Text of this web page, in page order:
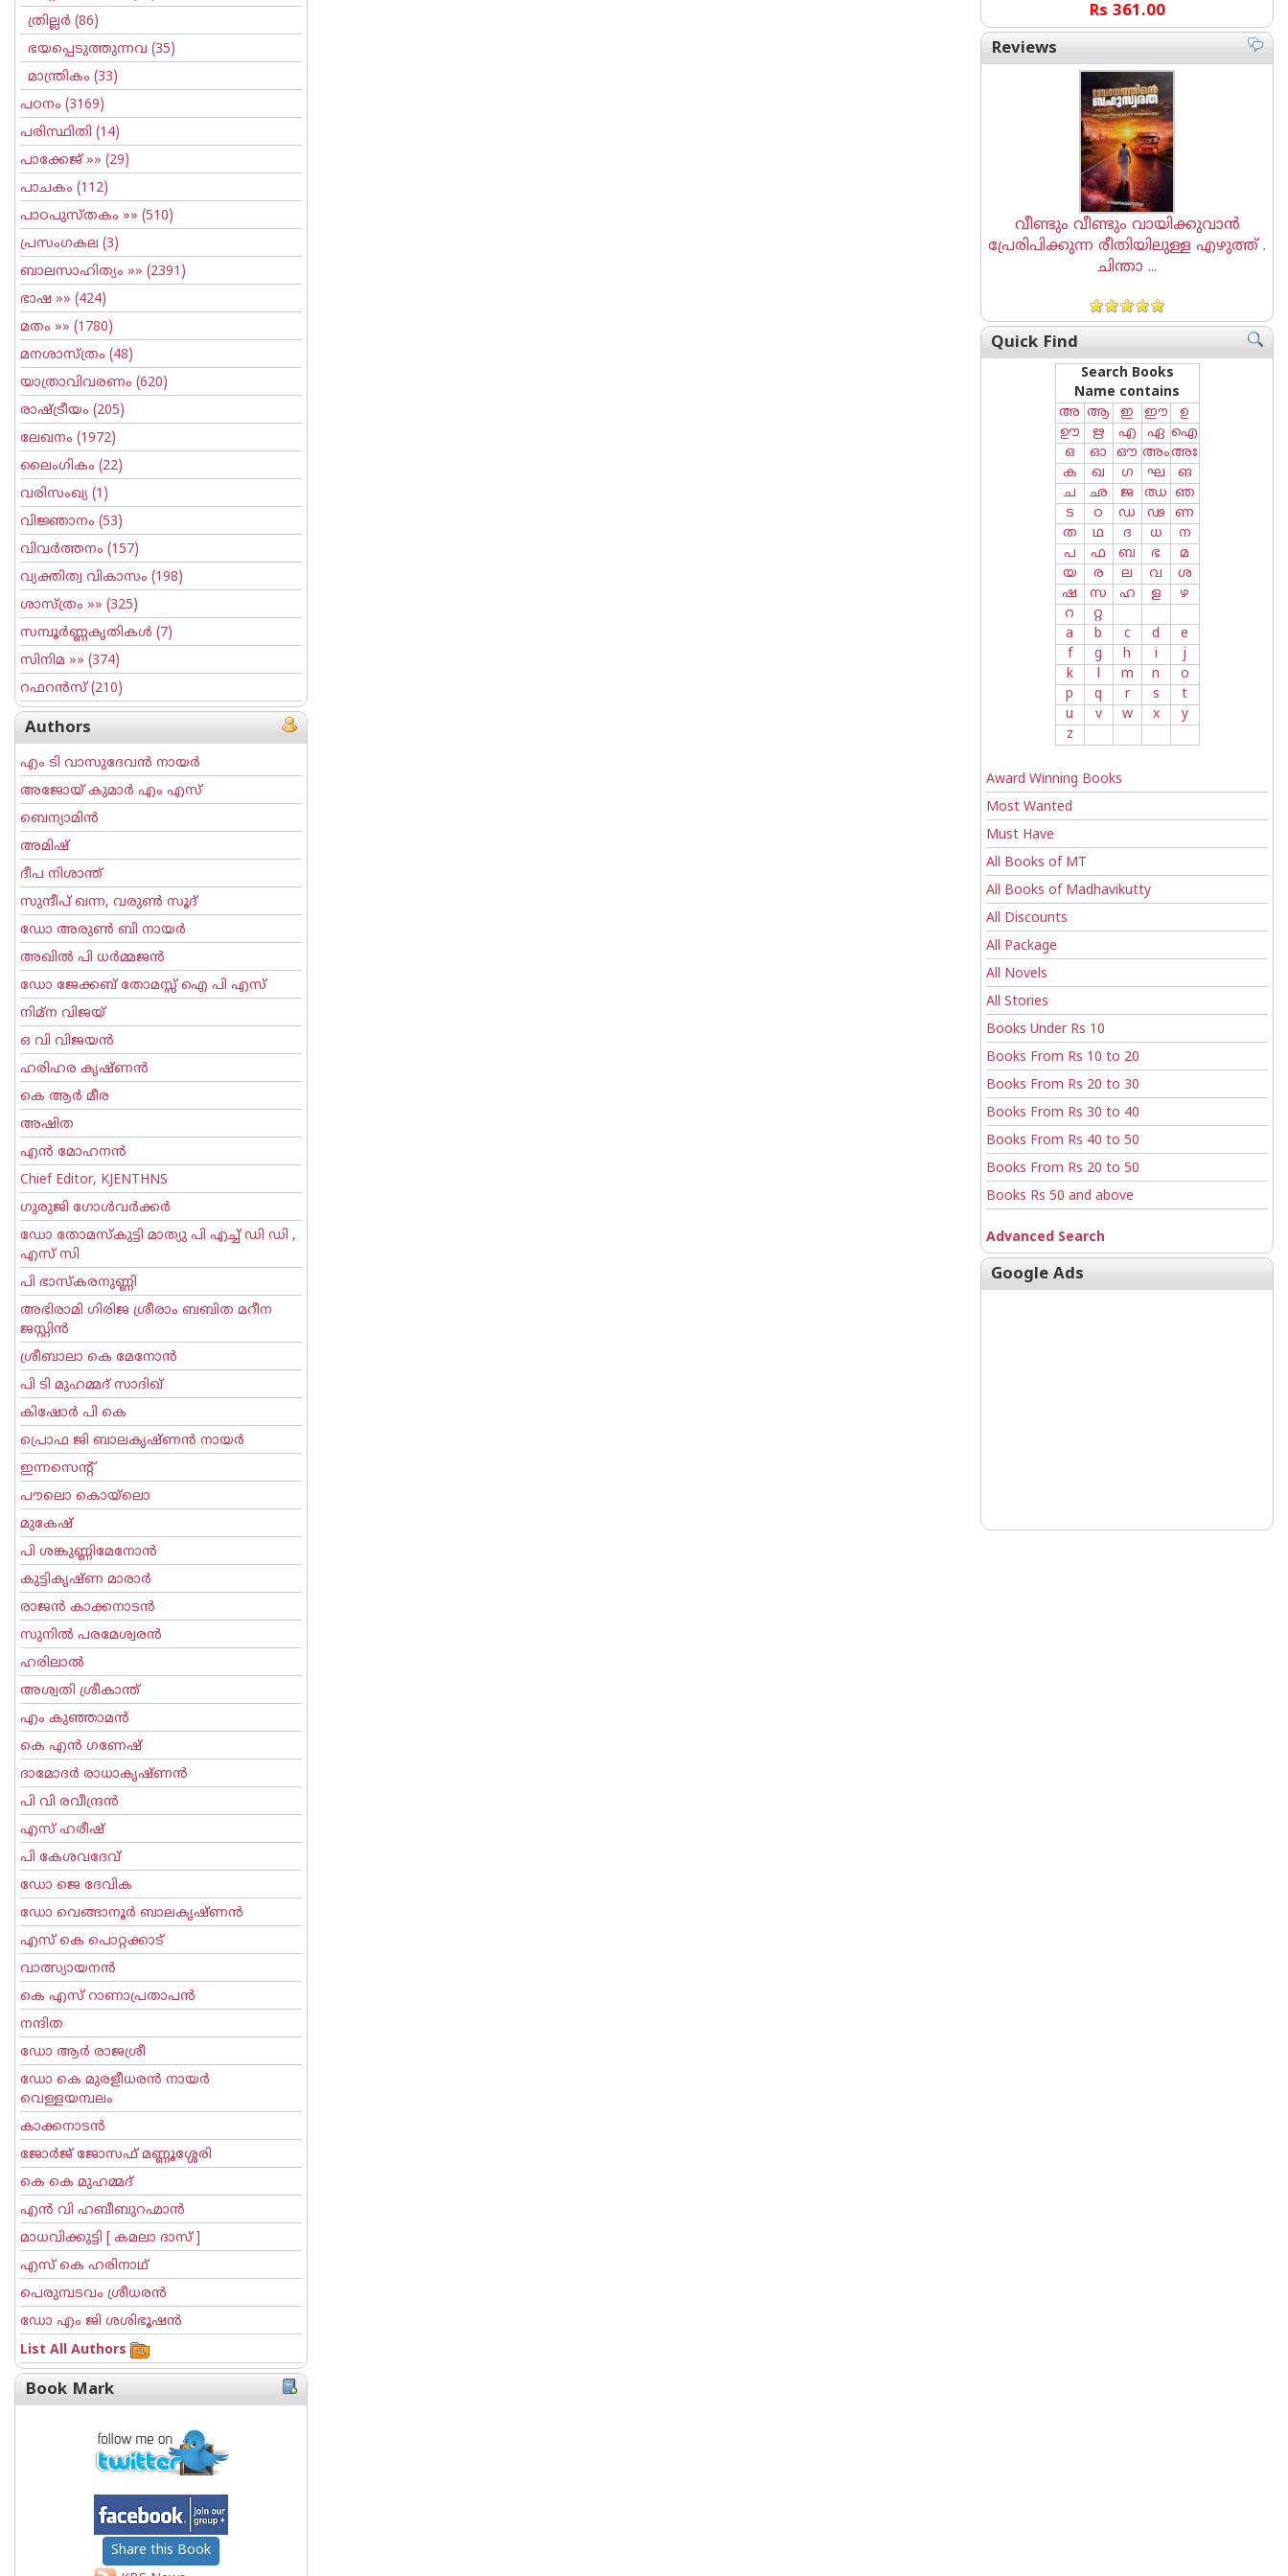
ത്രില്ലര്‍ (86)
ഭയപ്പെടുത്തുന്നവ (35)
മാന്ത്രികം (33)
പഠനം (3169)
പരിസ്ഥിതി (14)
പാക്കേജ് »» (29)
പാചകം (112)
പാഠപുസ്തകം »» (510)
പ്രസംഗകല (3)
ബാലസാഹിത്യം »» (2391)
ഭാഷ »» (424)
മതം »» (1780)
മനശാസ്ത്രം (48)
യാത്രാവിവരണം (620)
രാഷ്ട്രീയം (205)
ലേഖനം (1972)
ലൈംഗികം (22)
വരിസംഖ്യ (1)
വിജ്ഞാനം (53)
വിവര്‍ത്തനം (157)
വ്യക്തിത്വ വികാസം (198)
ശാസ്ത്രം »» (325)
സമ്പൂര്‍ണ്ണകൃതികള്‍ (7)
സിനിമ »» (374)
റഫറന്‍സ്(210)
Authors
എം ടി വാസുദേവന്‍ നായര്‍
അജോയ് കുമാര്‍ എം എസ്
ബെന്യാമിന്‍
അമിഷ്
ദീപ നിശാന്ത്
സുന്ദീപ് ഖന്ന, വരുൺ സൂദ്
ഡോ അരുണ്‍ ബി നായര്‍
അഖില്‍ പി ധര്‍മ്മജന്‍
ഡോ ജേക്കബ് തോമസ്സ് ഐ പി എസ്
നിമ്ന വിജയ്
ഒ വി വിജയന്‍
ഹരിഹര കൃഷ്ണൻ
കെ ആര്‍ മീര
അഷിത
എന്‍ മോഹനന്‍
Chief Editor, KJENTHNS
ഗുരുജി ഗോള്‍‌വര്‍ക്കര്‍
ഡോ തോമസ്കുട്ടി മാത്യു പി എച്ച് ഡി ഡി ,
എസ് സി
പി ഭാസ്കരനുണ്ണി
അഭിരാമി ഗിരിജ ശ്രീരാം ബബിത മറീന
ജസ്റ്റിന്‍
ശ്രീബാലാ കെ മേനോന്‍
പി ടി മുഹമ്മദ് സാദിഖ്‌
കിഷോർ പി കെ
പ്രൊഫ ജി ബാലകൃഷ്ണന്‍ നായര്‍
ഇന്നസെന്റ്‌
പൗലൊ കൊയ്ലൊ
മുകേഷ്
പി ശങ്കുണ്ണിമേനോന്‍
കുട്ടികൃഷ്ണ മാരാര്‍
രാജന്‍ കാക്കനാടന്‍
സുനില്‍ പരമേശ്വരന്‍
ഹരിലാല്‍
അശ്വതി ശ്രീകാന്ത്
എം കുഞ്ഞാമന്‍
കെ എന്‍ ഗണേഷ്
ദാമോദർ രാധാകൃഷ്ണൻ
പി വി രവീന്ദ്രന്‍
എസ് ഹരീഷ്
പി കേശവദേവ്‌
ഡോ ജെ ദേവിക
ഡോ വെങ്ങാനൂര്‍ ബാലകൃഷ്ണന്‍
എസ്‌ കെ പൊറ്റക്കാട്‌
വാത്സ്യായനന്‍
കെ എസ് റാണാപ്രതാപന്‍
നന്ദിത
ഡോ ആര്‍ രാജശ്രീ
ഡോ കെ മുരളീധരന്‍ നായര്‍
വെള്ളയമ്പലം
കാക്കനാടന്‍
ജോര്‍ജ് ജോസഫ് മണ്ണൂശ്ശേരി
കെ കെ മുഹമ്മദ്
എന്‍ വി ഹബീബുറഹ്മാന്‍
മാധവിക്കുട്ടി [ കമലാ ദാസ് ]
എസ് കെ ഹരിനാഥ്
പെരുമ്പടവം ശ്രീധര‌ന്‍
ഡോ എം ജി ശശിഭൂഷന്‍
List All Authors
Book Mark
Share this Book
Rs 361.00
Reviews
വീണ്ടും വീണ്ടും വായിക്കുവാൻ
പ്രേരിപിക്കുന്ന രീതിയിലുള്ള എഴുത്ത് .
ചിന്താ ...
Quick Find
Search Books
Name contains
അ ആ ഇ ഈ
ഉ
ഊ
ഋ എ ഏ ഐ
ഒ
ഓ ഔ അംഅഃ
ക
ഖ ഗ ഘ
ങ
ച
ഛ ജ ഝ ഞ
ട
ഠ ഡ ഢ
ണ
ത
ഥ ദ ധ
ന
പ
ഫ ബ ഭ
മ
യ
ര ല വ
ശ
ഷ
സ ഹ ള
ഴ
റ
റ്റ
a
b c d
e
f
g h i
j
k
l m n
o
p
q r s
t
u
v w x
y
z
Award Winning Books
Most Wanted
Must Have
All Books of MT
All Books of Madhavikutty
All Discounts
All Package
All Novels
All Stories
Books Under Rs 10
Books From Rs 10 to 20
Books From Rs 20 to 30
Books From Rs 30 to 40
Books From Rs 40 to 50
Books From Rs 20 to 50
Books Rs 50 and above
Advanced Search
Google Ads